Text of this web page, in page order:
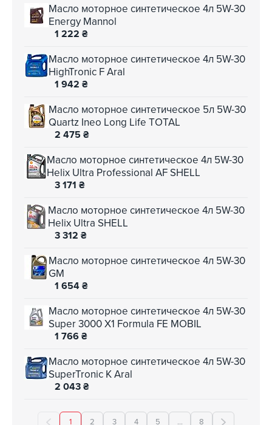
Масло моторное синтетическое 4л 5W-30
Energy Mannol
1 222 ₴
Масло моторное синтетическое 4л 5W-30
HighTronic F Aral
1 942 ₴
Масло моторное синтетическое 5л 5W-30
Quartz Ineo Long Life TOTAL
2 475 ₴
Масло моторное синтетическое 4л 5W-30
Helix Ultra Professional AF SHELL
3 171 ₴
Масло моторное синтетическое 4л 5W-30
Helix Ultra SHELL
3 312 ₴
Масло моторное синтетическое 4л 5W-30
GM
1 654 ₴
Масло моторное синтетическое 4л 5W-30
Super 3000 X1 Formula FE MOBIL
1 766 ₴
Масло моторное синтетическое 4л 5W-30
SuperTronic K Aral
2 043 ₴
1 2 3 4 5 ... 8